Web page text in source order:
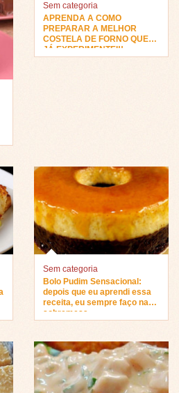
Sem categoria
APRENDA A COMO
PREPARAR A MELHOR
COSTELA DE FORNO QUE
JÁ EXPERIMENTEI!!
Sem categoria
Bolo Pudim Sensacional:
depois que eu aprendi essa
receita, eu sempre faço na
sobremesa…